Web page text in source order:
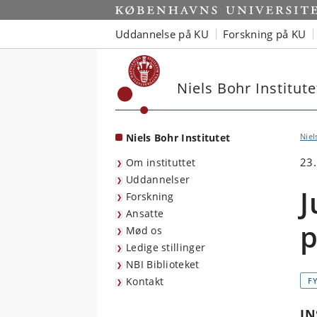
Start
Uddannelse på KU Forskning på KU
Niels Bohr
Niels Bohr Institutet
Om instituttet
Uddannelser
Forskning
Ansatte
Mød os
Ledige stillinger
NBI Biblioteket
Kontakt